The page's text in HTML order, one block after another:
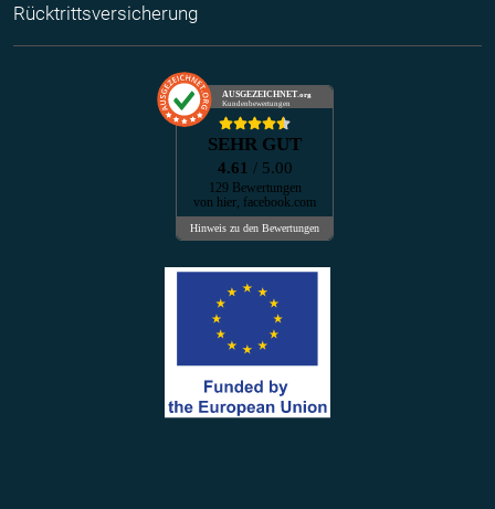
Rücktrittsversicherung
AUSGEZEICHNET.org
Kundenbewertungen
SEHR GUT
4.61 / 5.00
129 Bewertungen
von hier, facebook.com
Hinweis zu den Bewertungen